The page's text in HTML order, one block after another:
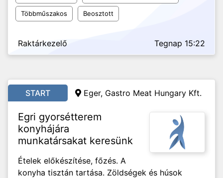
Többműszakos Beosztott
Raktárkezelő Tegnap 15:22
START Eger, Gastro Meat Hungary Kft.
Egri gyorsétterem
konyhájára
munkatársakat keresünk
Ételek előkészítése, főzés. A
konyha tisztán tartása. Zöldségek és húsok